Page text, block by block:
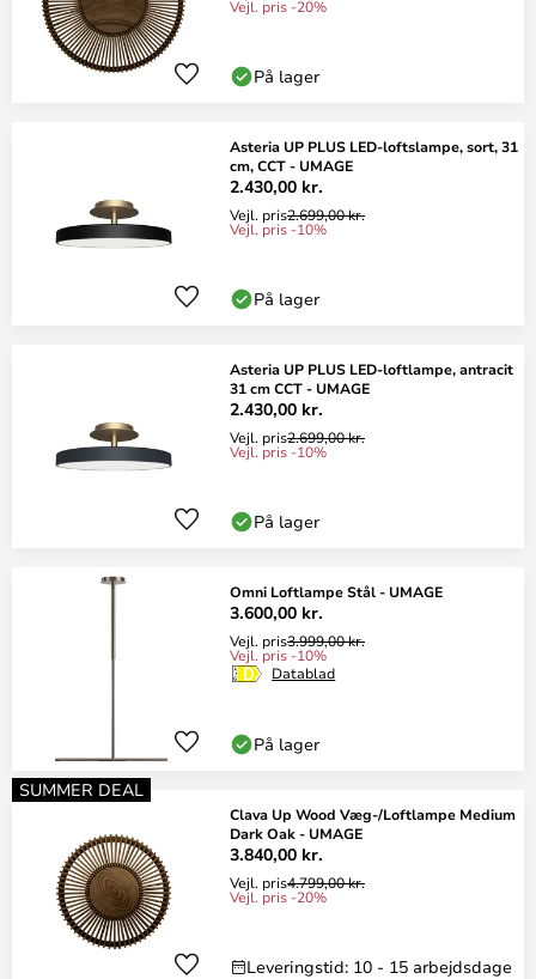
Vejl. pris -20%
På lager
Asteria UP PLUS LED-loftslampe, sort, 31
cm, CCT - UMAGE
2.430,00 kr.
Vejl. pris2.699,00 kr.
Vejl. pris -10%
På lager
Asteria UP PLUS LED-loftlampe, antracit
31 cm CCT - UMAGE
2.430,00 kr.
Vejl. pris2.699,00 kr.
Vejl. pris -10%
På lager
Omni Loftlampe Stål - UMAGE
3.600,00 kr.
Vejl. pris3.999,00 kr.
Vejl. pris -10%
Datablad
På lager
SUMMER DEAL
Clava Up Wood Væg-/Loftlampe Medium
Dark Oak - UMAGE
3.840,00 kr.
Vejl. pris4.799,00 kr.
Vejl. pris -20%
Leveringstid: 10 - 15 arbejdsdage